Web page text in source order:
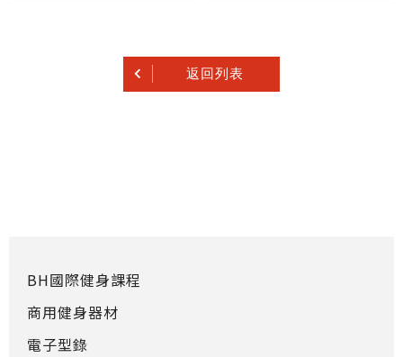
返回列表
BH國際健身課程
商用健身器材
電子型錄